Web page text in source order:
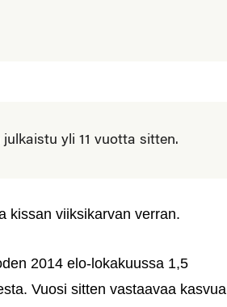
yli 11 vuotta sitten.
kissan viiksikarvan verran.
2014 elo-lokakuussa 1,5
Vuosi sitten vastaavaa kasvua